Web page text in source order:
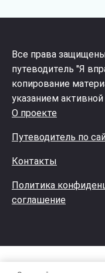
Все права
путеводитель "Я
копирование
указанием
О проекте
Путеводитель по
Контакты
Политика
соглашение